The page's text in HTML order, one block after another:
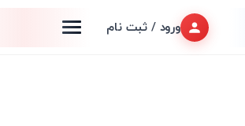
ورود / ثبت نام